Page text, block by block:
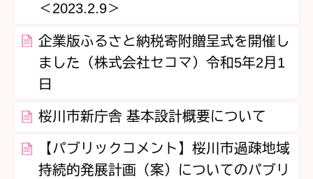
＜2023.2.9＞
企業版ふるさと納税寄附贈呈式を開催し
ました（株式会社セコマ）令和5年2月1
日
桜川市新庁舎 基本設計概要について
【パブリックコメント】桜川市過疎地域
持続的発展計画（案）についてのパブリ